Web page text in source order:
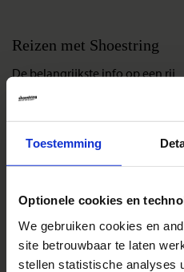
Toestemming
Optionele cookies en
We gebruiken cookies en
site betrouwbaar te laten
stellen statistische analyses
Reizen met Shoestring
De belangrijkste info op een rij
Bestemmingen
Duurzaam reizen
Reis- en
Inloggen op mijn.Shoestring
Reisthema's